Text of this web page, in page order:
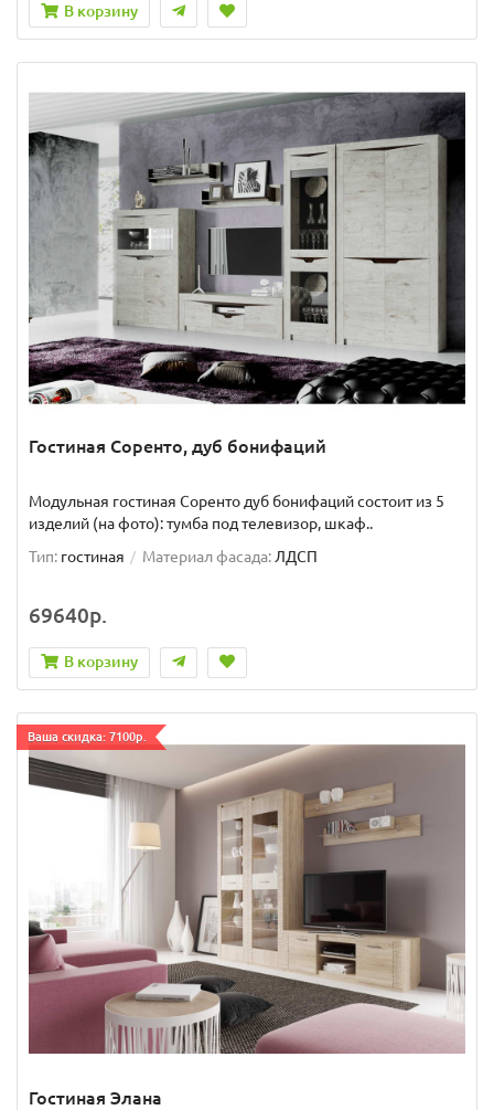
В корзину
Гостиная Соренто, дуб бонифаций
Модульная гостиная Соренто дуб бонифаций состоит из 5
изделий (на фото): тумба под телевизор, шкаф..
Тип: гостиная Материал фасада:ЛДСП
69640р.
В корзину
Ваша скидка: 7100р.
Гостиная Элана